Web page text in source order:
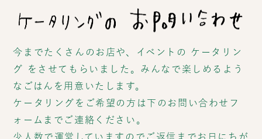
今までたくさんのお店や、イベントの ケータリン
グ をさせてもらいました。みんなで楽しめるよう
なごはんを用意いたします。
ケータリングをご希望の方は下のお問い合わせフ
ォームまでご連絡ください。
少人数で運営していますのでご返信までお日にちが